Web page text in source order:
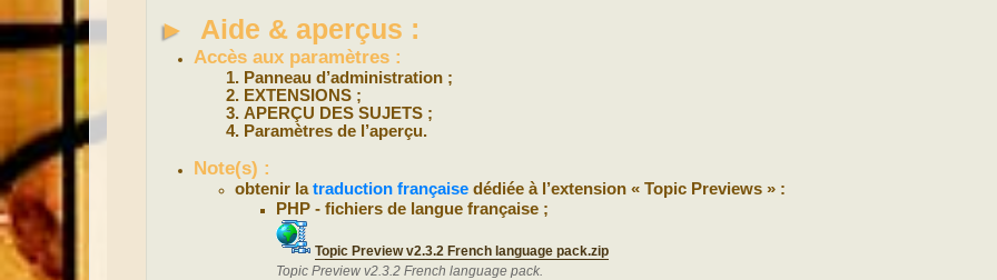
► Aide & aperçus :
Accès aux paramètres :
Panneau d’administration ;
EXTENSIONS ;
APERÇU DES SUJETS ;
Paramètres de l’aperçu.
Note(s) :
obtenir latraduction française dédiée à l’extension « Topic Previews » :
PHP - fichiers de langue française ;
Topic Preview v2.3.2 French language pack.zip
Topic Preview v2.3.2 French language pack.